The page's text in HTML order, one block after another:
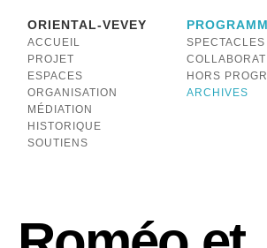
ORIENTAL-VEVEY
ACCUEIL
PROJET
ESPACES
ORGANISATION
MÉDIATION
HISTORIQUE
SOUTIENS
SPECTACLES
HORS
ARCHIVES